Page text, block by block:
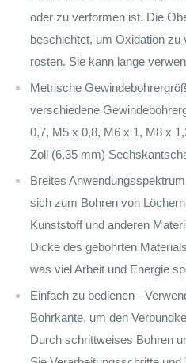
oder zu verformen ist. Die
beschichtet, um Oxidation zu
rosten. Sie kann lange
Metrische
verschiedene
0,7, M5 x 0,8, M6 x 1, M8 x
Zoll (6,35 mm)
Breites
sich zum Bohren von
Kunststoff und anderen
Dicke des gebohrten
was viel Arbeit und Energie
Einfach zu bedienen -
Bohrkante, um den
Durch schrittweises Bohren